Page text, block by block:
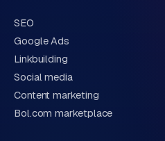
Verstuur aanvraag
We behandelen je gegevens
privacyverklaring
SEO
Google Ads
Linkbuilding
Social media
Content marketing
Bol.com marketplace